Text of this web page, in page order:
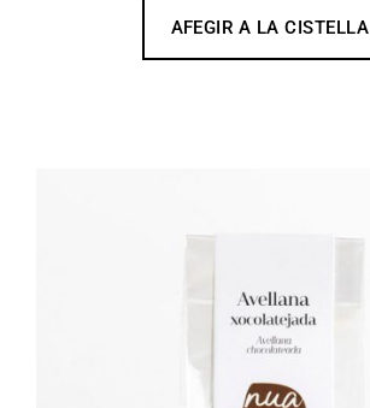
AFEGIR A LA CISTELLA